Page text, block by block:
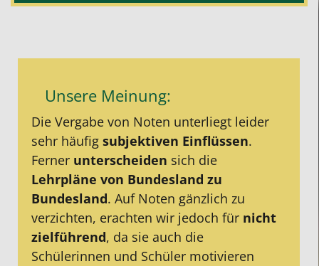
Unsere Meinung:
Die Vergabe von Noten unterliegt leider
sehr häufigsubjektiven Einflüssen.
Ferner unterscheiden sich die
Lehrpläne von Bundesland zu
Bundesland. Auf Noten gänzlich zu
verzichten, erachten wir jedoch für nicht
zielführend, da sie auch die
Schülerinnen und Schüler motivieren